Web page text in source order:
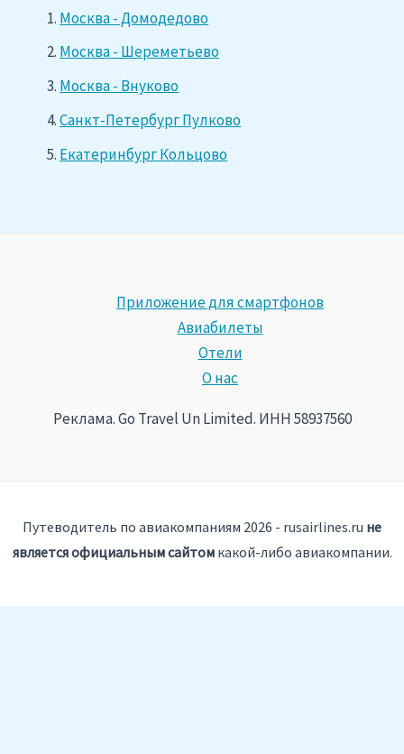
Москва - Домодедово
Москва - Шереметьево
Москва - Внуково
Санкт-Петербург Пулково
Екатеринбург Кольцово
Приложение для смартфонов
Авиабилеты
Отели
О нас
Реклама. Go Travel Un Limited. ИНН 58937560
Путеводитель по авиакомпаниям 2026 - rusairlines.ru не
является официальным сайтомкакой-либо авиакомпании.